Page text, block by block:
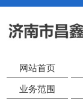
网站首页
业务范围